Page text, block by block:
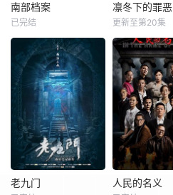
南部档案
已完结
凛冬下的罪恶
更新至第20集
老九门 人民的名义